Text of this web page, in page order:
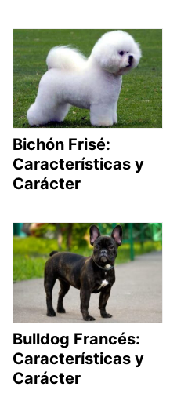
Bichón Frisé:
Características y
Carácter
Bulldog Francés:
Características y
Carácter